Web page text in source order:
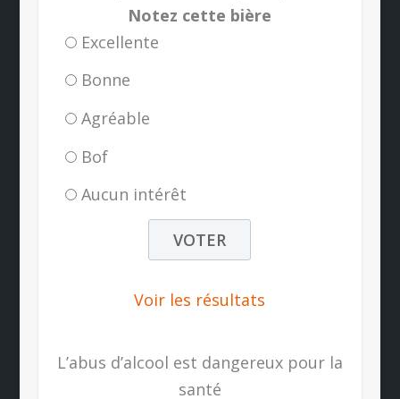
Notez cette bière
Excellente
Bonne
Agréable
Bof
Aucun intérêt
Voir les résultats
L’abus d’alcool est dangereux pour la
santé